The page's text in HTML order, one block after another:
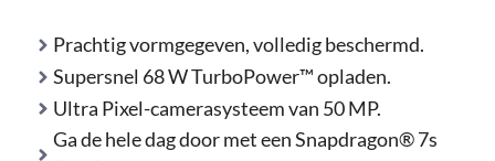
Prachtig vormgegeven, volledig beschermd.
Supersnel 68 W TurboPower™ opladen.
Ultra Pixel-camerasysteem van 50 MP.
Ga de hele dag door met een Snapdragon® 7s